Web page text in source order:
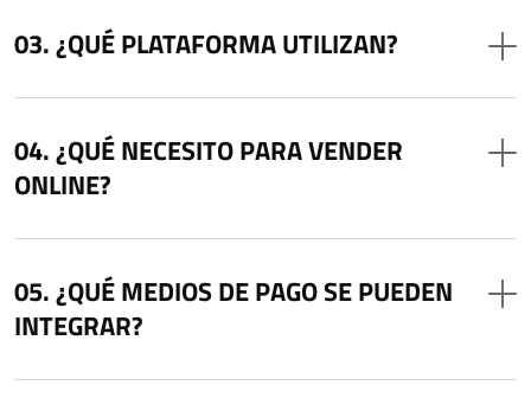
¿QUÉ PLATAFORMA UTILIZAN?
¿QUÉ NECESITO PARA VENDER
ONLINE?
¿QUÉ MEDIOS DE PAGO SE PUEDEN
INTEGRAR?